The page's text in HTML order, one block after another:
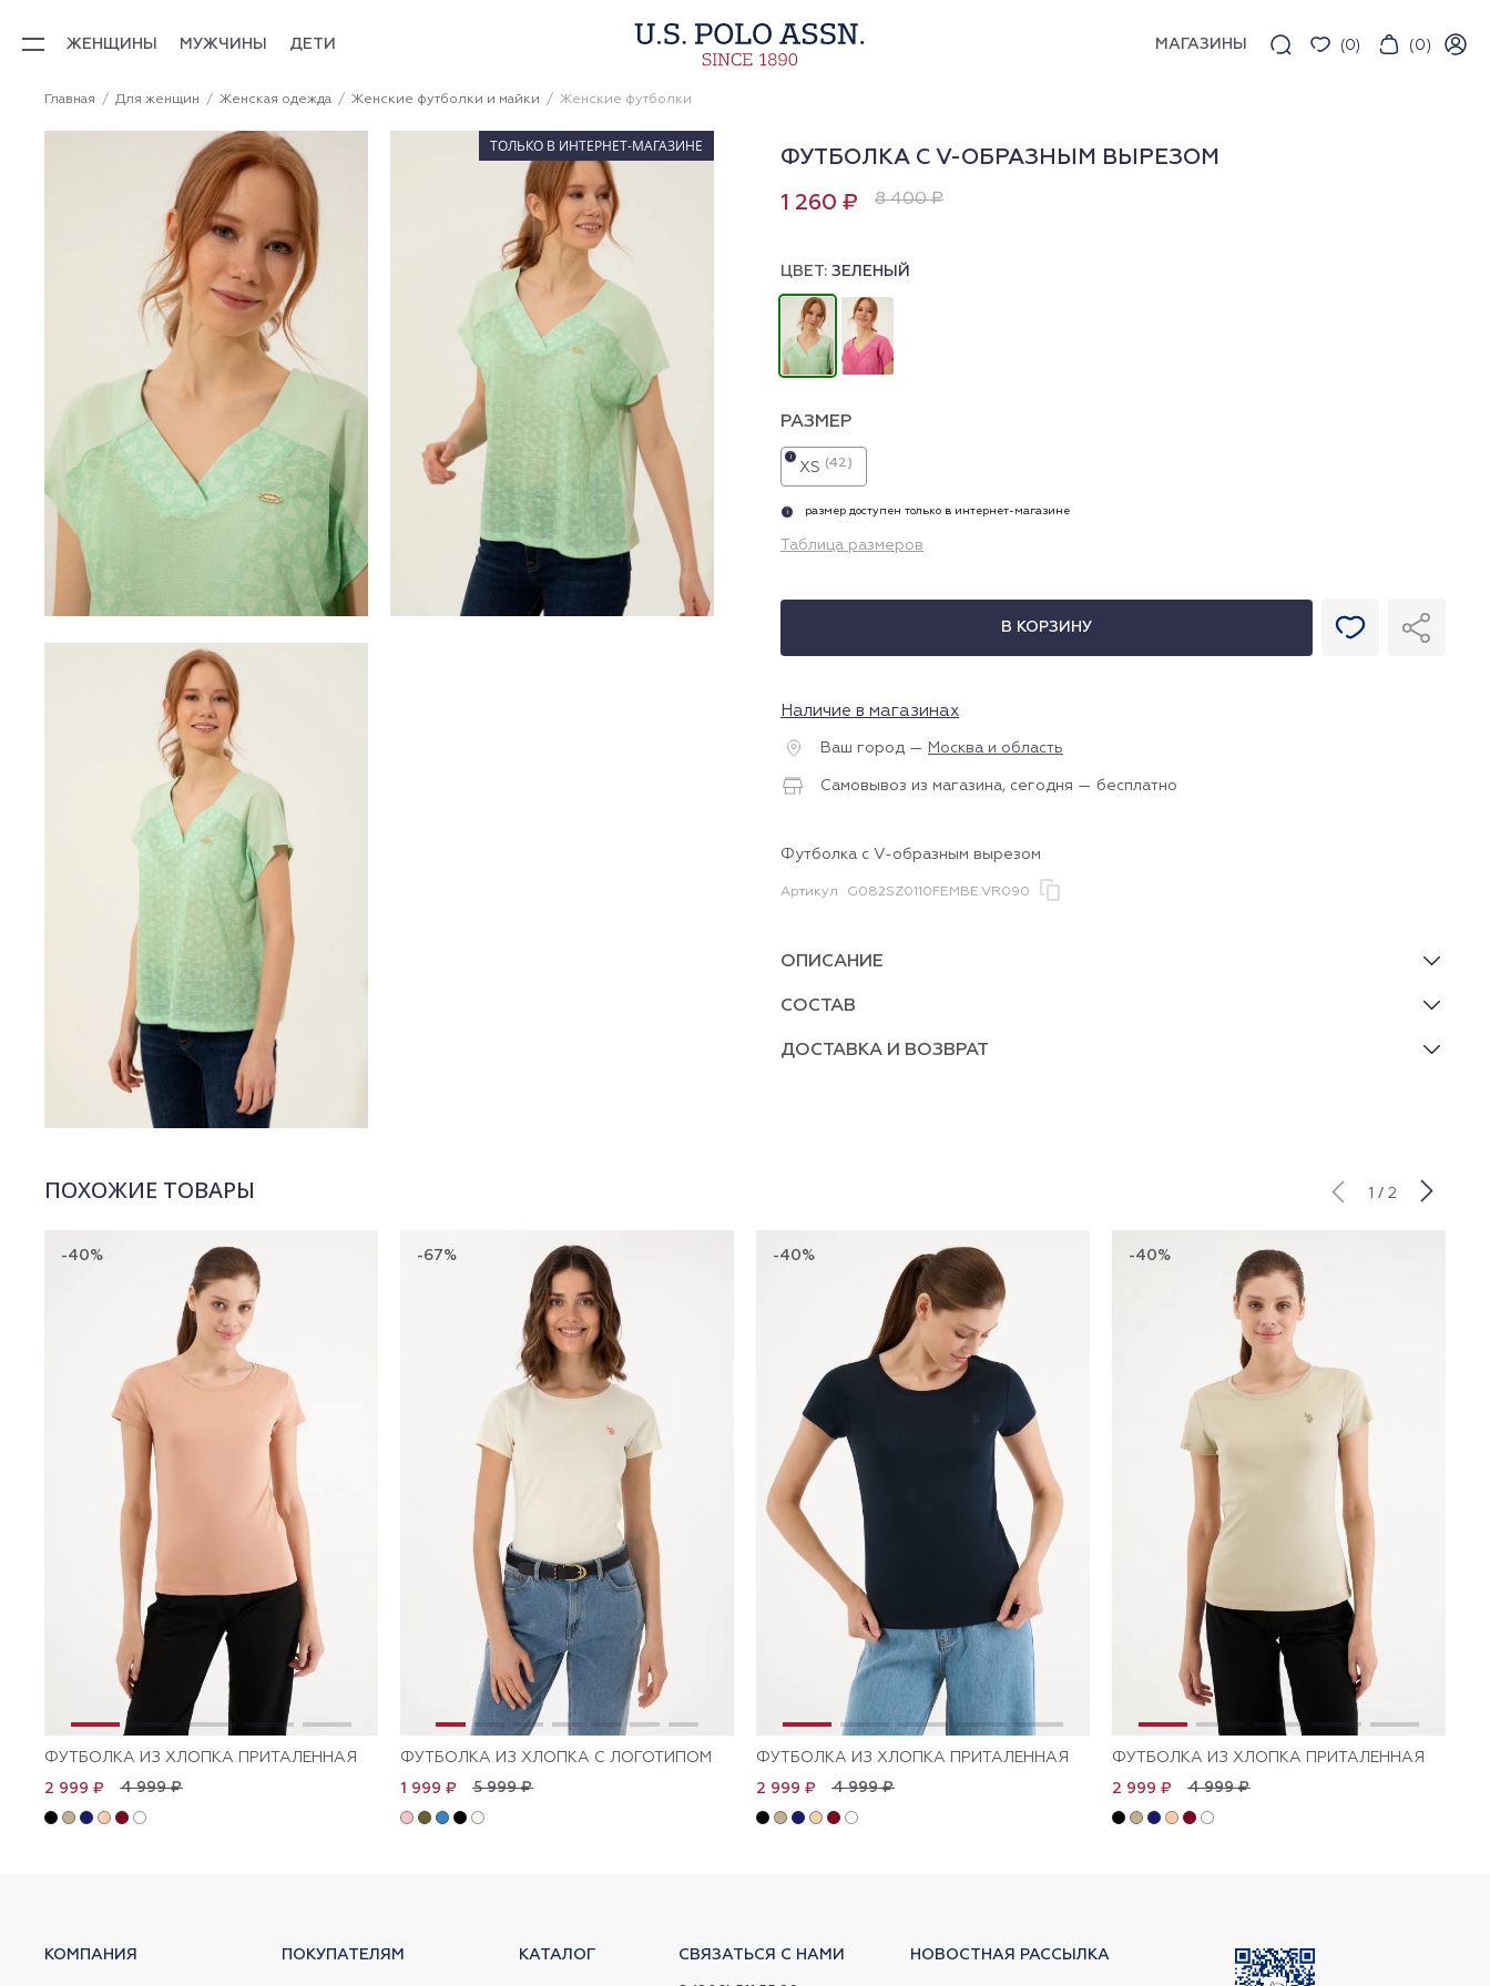
ЖЕНЩИНЫ МУЖЧИНЫ ДЕТИ МАГАЗИНЫ (0) (0)
Главная Для женщин Женская одежда Женские футболки и майки Женские футболки
ТОЛЬКО В ИНТЕРНЕТ-МАГАЗИНЕ
ФУТБОЛКА С V-ОБРАЗНЫМ ВЫРЕЗОМ
1 260 ₽ 8 400 ₽
ЦВЕТ: ЗЕЛЕНЫЙ
РАЗМЕР
XS (42)
i
i размер доступен только в интернет-магазине
Таблица размеров
В КОРЗИНУ
Наличие в магазинах
Ваш город — Москва и область
Самовывоз из магазина, сегодня — бесплатно
Футболка с V-образным вырезом
Артикул G082SZ0110FEMBE.VR090
ОПИСАНИЕ
СОСТАВ
ДОСТАВКА И ВОЗВРАТ
ПОХОЖИЕ ТОВАРЫ 1 / 2
-40%
ФУТБОЛКА ИЗ ХЛОПКА ПРИТАЛЕННАЯ
4 999 ₽
2 999 ₽
-67%
ФУТБОЛКА ИЗ ХЛОПКА С ЛОГОТИПОМ
5 999 ₽
1 999 ₽
-40%
ФУТБОЛКА ИЗ ХЛОПКА ПРИТАЛЕННАЯ
4 999 ₽
2 999 ₽
-40%
ФУТБОЛКА ИЗ ХЛОПКА ПРИТАЛЕННАЯ
4 999 ₽
2 999 ₽
КОМПАНИЯ ПОКУПАТЕЛЯМ КАТАЛОГ СВЯЗАТЬСЯ С НАМИ НОВОСТНАЯ РАССЫЛКА